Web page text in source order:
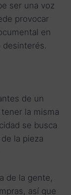
ser una voz
provocar
en
desinterés.
de un
la misma
se busca
la pieza
de la gente,
así que